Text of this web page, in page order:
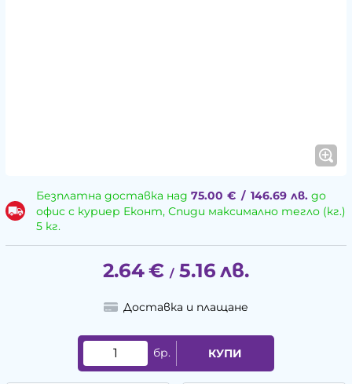
Безплатна доставка над 75.00 € / 146.69 лв.до
офис с куриер Еконт, Спиди максимално тегло (кг.)
5 кг.
2.64€ / 5.16 лв.
Доставка и плащане
бр. КУПИ